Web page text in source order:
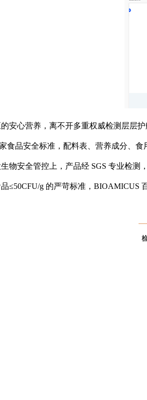
安心营养，离不开多重权威检测层层
食品安全标准，配料表、营养成分、
物安全管控上，产品经 SGS 专业检测
品≤50CFU/g 的严苛标准，BIOAMICUS